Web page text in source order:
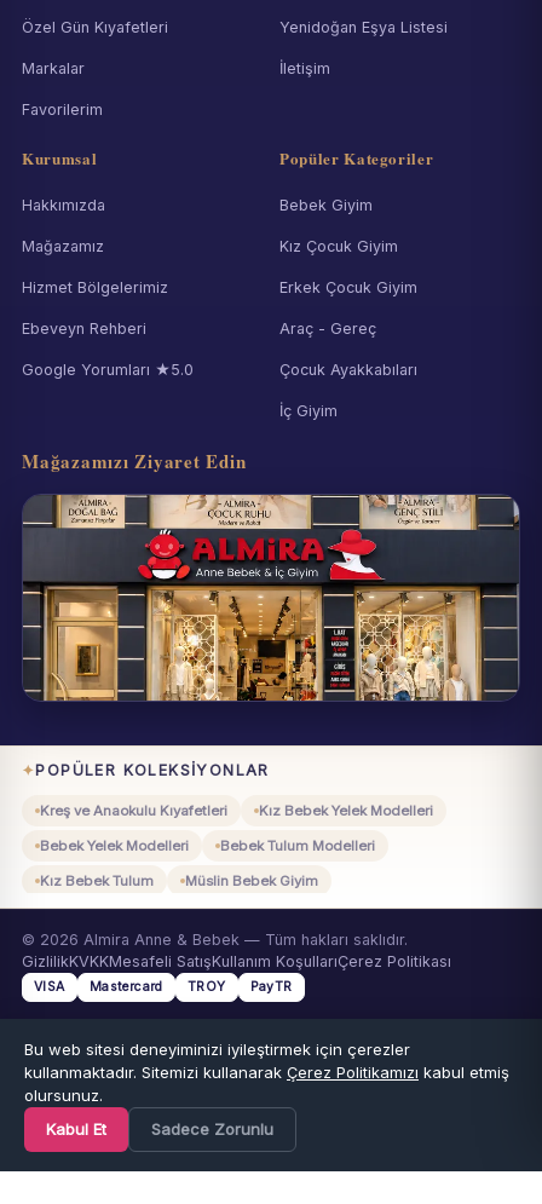
Özel Gün Kıyafetleri
Markalar
Favorilerim
Yenidoğan Eşya Listesi
İletişim
Kurumsal
Hakkımızda
Mağazamız
Hizmet Bölgelerimiz
Ebeveyn Rehberi
Google Yorumları ★5.0
Popüler Kategoriler
Bebek Giyim
Kız Çocuk Giyim
Erkek Çocuk Giyim
Araç - Gereç
Çocuk Ayakkabıları
İç Giyim
Mağazamızı Ziyaret Edin
Eynesil / Giresun
Pazartesi–Cumartesi 09:00–19:00
POPÜLER KOLEKSIYONLAR
Kreş ve Anaokulu Kıyafetleri Kız Bebek Yelek Modelleri
Bebek Yelek Modelleri Bebek Tulum Modelleri
Kız Bebek Tulum Müslin Bebek Giyim
Beden Rehberi: Kaç Beden Kaç Yaş?
© 2026 Almira Anne & Bebek — Tüm hakları saklıdır.
GizlilikKVKKMesafeli SatışKullanım KoşullarıÇerez Politikası
VISA Mastercard TROY PayTR
Ana Sayfa Kategoriler Favoriler
Bu web sitesi deneyiminizi iyileştirmek için çerezler
kullanmaktadır. Sitemizi kullanarak Çerez Politikamızı kabul etmiş
olursunuz.
Kabul Et
Sadece Zorunlu